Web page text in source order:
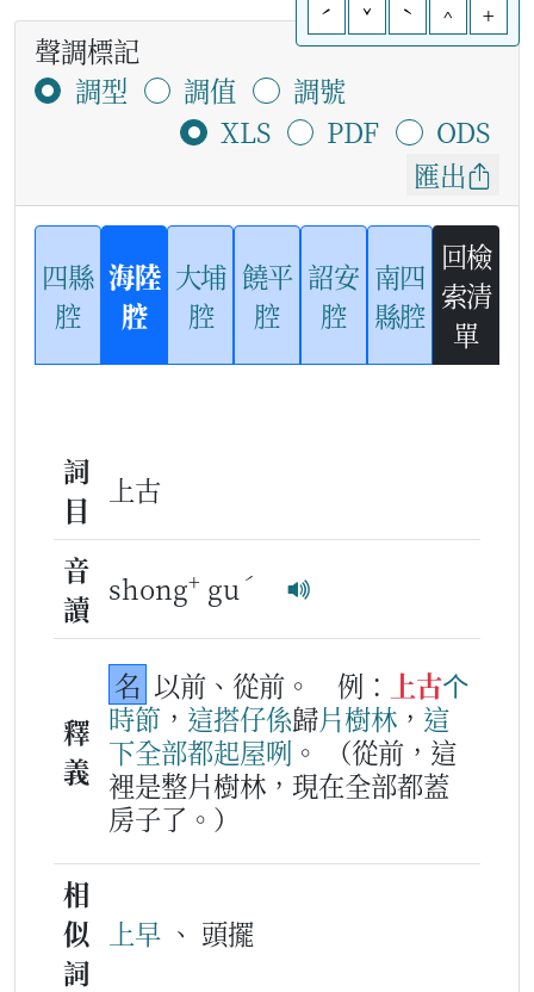
ˊ
ˇ ˋ ^ +
聲調標記
調型
調值
調號
XLS
PDF
ODS
匯出
四縣
腔
海陸
腔
大埔
腔
饒平
腔
詔安
腔
南四
縣腔
回檢
索清
單
詞
目
上古
音
讀
shong+ gu ˊ
釋
義
名 以前、從前。 例： 上古个
時節 ， 這搭仔係歸片樹林 ， 這
下全部都起屋咧 。
（從前，這
裡是整片樹林，現在全部都蓋
房子了。）
相
似
詞
上早 、 頭擺